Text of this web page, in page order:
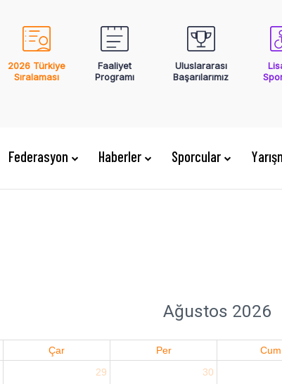
2026 Türkiye
Sıralaması
Faaliyet
Programı
Uluslararası
Başarılarımız
Federasyon Haberler Sporcular
Ağustos 2026
Çar Per Cum
29 30